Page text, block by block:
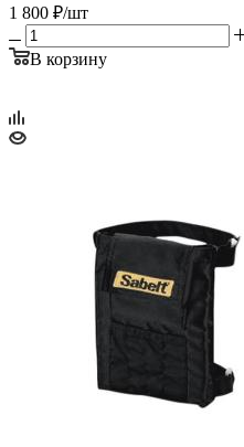
1 800 ₽/шт
В корзину